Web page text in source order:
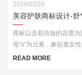
2024/02/29
美容护肤商标设计-
商标以含苞待放的花蕾为
母“s”为元素，象征着女
美的你。
READ MORE